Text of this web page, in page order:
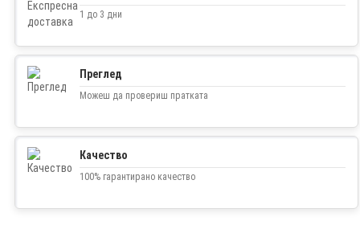
1 до 3 дни
Преглед
Можеш да провериш пратката
Качество
100% гарантирано качество